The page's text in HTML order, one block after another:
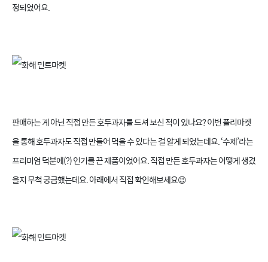
정되었어요.
판매하는 게 아닌 직접 만든 호두과자를 드셔 보신 적이 있나요? 이번 플리마켓
을 통해 호두과자도 직접 만들어 먹을 수 있다는 걸 알게 되었는데요. ‘수제’라는
프리미엄 덕분에(?) 인기를 끈 제품이었어요. 직접 만든 호두과자는 어떻게 생겼
을지 무척 궁금했는데요. 아래에서 직접 확인해보세요😉